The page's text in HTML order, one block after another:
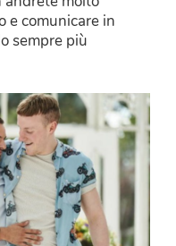
e comunicare in
sempre più